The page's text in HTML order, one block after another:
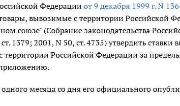
Федерацииот 9 декабря 1999 г. N
вывозимые с территории Российской
союзе" (Собрание законодательства
1379; 2001, N 50, ст. 4735) утвердить ставки
Российской Федерации за пределы
месяца со дня его официального